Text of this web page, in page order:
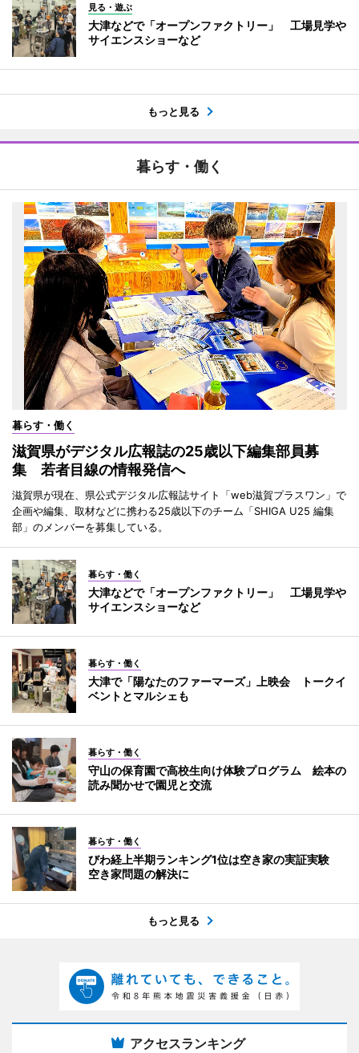
見る・遊ぶ
大津などで「オープンファクトリー」 工場見学や
サイエンスショーなど
もっと見る
暮らす・働く
暮らす・働く
滋賀県がデジタル広報誌の25歳以下編集部員募
集 若者目線の情報発信へ
滋賀県が現在、県公式デジタル広報誌サイト「web滋賀プラスワン」で
企画や編集、取材などに携わる25歳以下のチーム「SHIGA U25 編集
部」のメンバーを募集している。
暮らす・働く
大津などで「オープンファクトリー」 工場見学や
サイエンスショーなど
暮らす・働く
大津で「陽なたのファーマーズ」上映会 トークイ
ベントとマルシェも
暮らす・働く
守山の保育園で高校生向け体験プログラム 絵本の
読み聞かせで園児と交流
暮らす・働く
びわ経上半期ランキング1位は空き家の実証実験
空き家問題の解決に
もっと見る
アクセスランキング